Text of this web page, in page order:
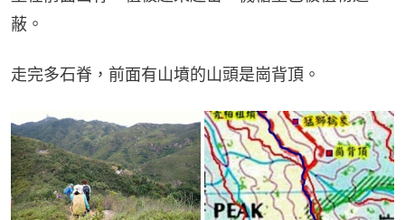
蔽。
走完多石脊，前面有山墳的山頭是崗背頂。